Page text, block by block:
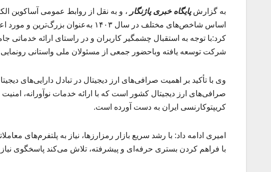
به گزارشپایگاه خبری پاژنگار ، و به نقل از روابط عمومی آساکوین
اساس شاخص‌های مختلف در سال ۱۴۰۳
کرد:با توجه به استقبال چشمگیر کاربران و در راستای ارائه خدماتی
شرکت توسعه یافته وباحضور جمعی از مسئولان ملی واستانی
وی با تأکید بر اهمیت صرافی‌های ارز دیجیتال در تبادل دارایی‌های
صرافی‌های ارز دیجیتال کشور است که با ارائه خدمات نوآورانه، امنیت
کریپتوکارنسی ایران به دست آورده است.
امیری ادامه داد: با رشد سریع بازار رمزارزها، نیاز به پلتفرم‌های
با فراهم کردن بستری حرفه‌ای و پیشرفته، تلاش می‌کند پاسخگوی نیاز